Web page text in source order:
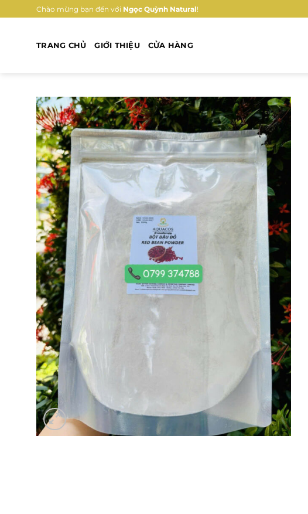
qua
Chào mừng bạn đến với Ngọc Quỳnh Natural!
TRANG CHỦ GIỚI THIỆU CỬA HÀNG